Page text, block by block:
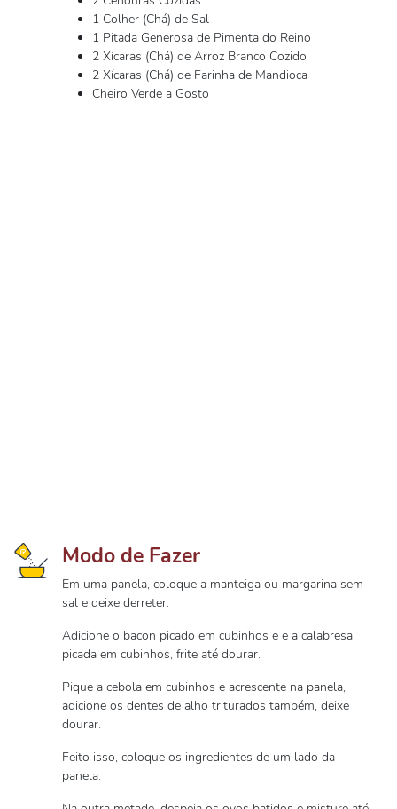
1 Colher (Chá) de Sal
1 Pitada Generosa de Pimenta do Reino
2 Xícaras (Chá) de Arroz Branco Cozido
2 Xícaras (Chá) de Farinha de Mandioca
Cheiro Verde a Gosto
Modo de Fazer
Em uma panela, coloque a manteiga ou margarina sem
sal e deixe derreter.
Adicione o bacon picado em cubinhos e e a calabresa
picada em cubinhos, frite até dourar.
Pique a cebola em cubinhos e acrescente na panela,
adicione os dentes de alho triturados também, deixe
dourar.
Feito isso, coloque os ingredientes de um lado da
panela.